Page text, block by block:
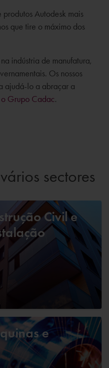
Autodesk mais
que tire o máximo dos
indústria de manufatura,
Os nossos
ajudá-lo a abraçar a
Grupo Cadac.
sectores
Civil e
e